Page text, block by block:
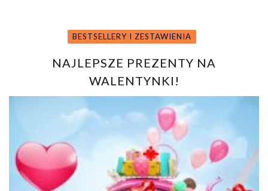
BESTSELLERY I ZESTAWIENIA
NAJLEPSZE PREZENTY NA
WALENTYNKI!